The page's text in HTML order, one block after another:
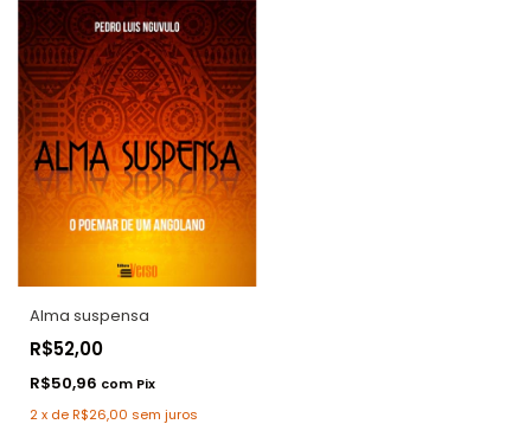
Alma suspensa
R$52,00
R$50,96 com Pix
2x deR$26,00 sem juros